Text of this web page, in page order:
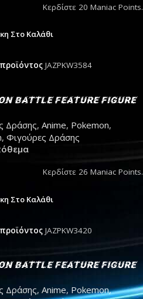
Κερδίστε 20 Maniac Points.
Στο Καλάθι
JAZPKW3584
Battle Feature Figure
Δράσης, Anime, Pokemon,
, Φιγούρες Δράσης
Κερδίστε 26 Maniac Points.
Στο Καλάθι
JAZPKW3420
Battle Feature Figure
Δράσης, Anime, Pokemon,